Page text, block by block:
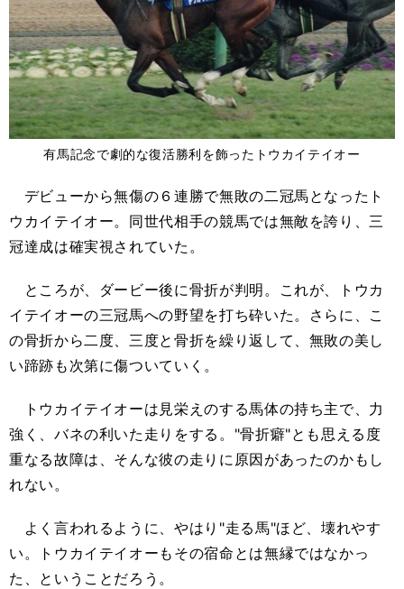
有馬記念で劇的な復活勝利を飾ったトウカイテイオー
デビューから無傷の６連勝で無敗の二冠馬となったト
ウカイテイオー。同世代相手の競馬では無敵を誇り、三
冠達成は確実視されていた。
ところが、ダービー後に骨折が判明。これが、トウカ
イテイオーの三冠馬への野望を打ち砕いた。さらに、こ
の骨折から二度、三度と骨折を繰り返して、無敗の美し
い蹄跡も次第に傷ついていく。
トウカイテイオーは見栄えのする馬体の持ち主で、力
強く、バネの利いた走りをする。"骨折癖"とも思える度
重なる故障は、そんな彼の走りに原因があったのかもし
れない。
よく言われるように、やはり"走る馬"ほど、壊れやす
い。トウカイテイオーもその宿命とは無縁ではなかっ
た、ということだろう。